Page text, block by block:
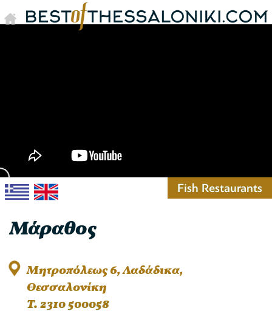
Fish Restaurants
Μάραθος
Μητροπόλεως 6, Λαδάδικα,
Θεσσαλονίκη
T. 2310 500058